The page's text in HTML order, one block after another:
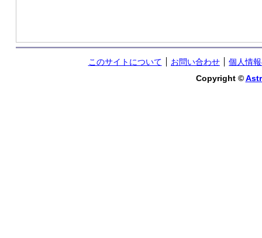
このサイトについて お問い合わせ
個人情
Copyright ©